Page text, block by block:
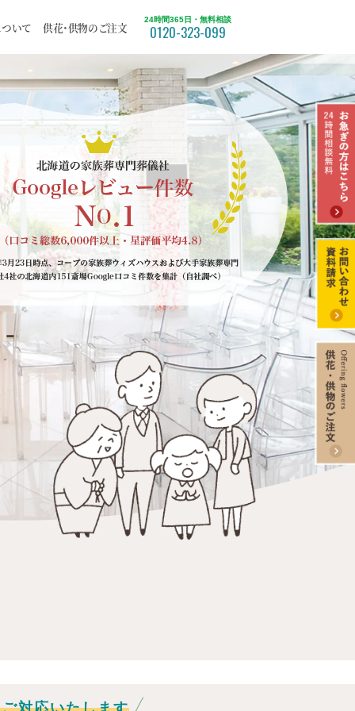
いて
苫小牧市
祉葬
いて 供花・供物のご注文
24時間365日・無料相談
0120-323-099
対応いたします